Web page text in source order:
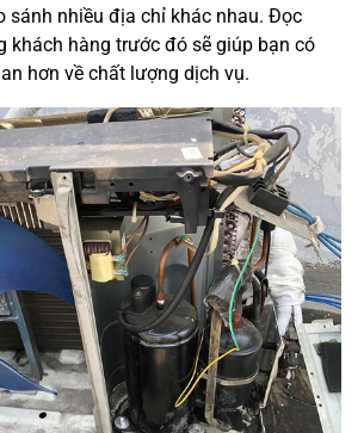
sánh nhiều địa chỉ khác nhau. Đọc
khách hàng trước đó sẽ giúp bạn có
hơn về chất lượng dịch vụ.